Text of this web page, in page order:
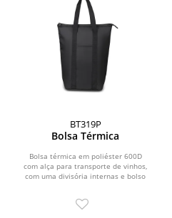
BT319P
Bolsa Térmica
Bolsa térmica em poliéster 600D
com alça para transporte de vinhos,
com uma divisória internas e bolso